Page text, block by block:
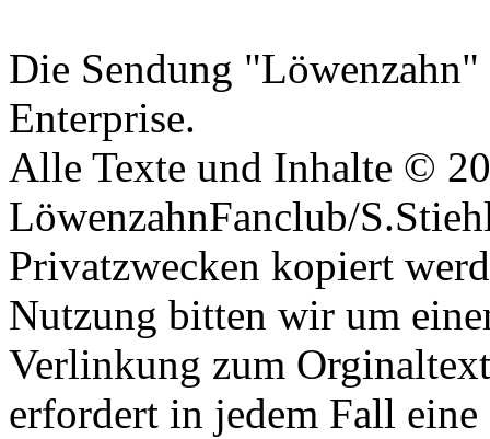
Die Sendung
Enterprise.
Alle Texte und Inhalte ©
LöwenzahnFanclub/
Privatzwecken kopiert
Nutzung bitten wir um
Verlinkung zum
erfordert in jedem Fall